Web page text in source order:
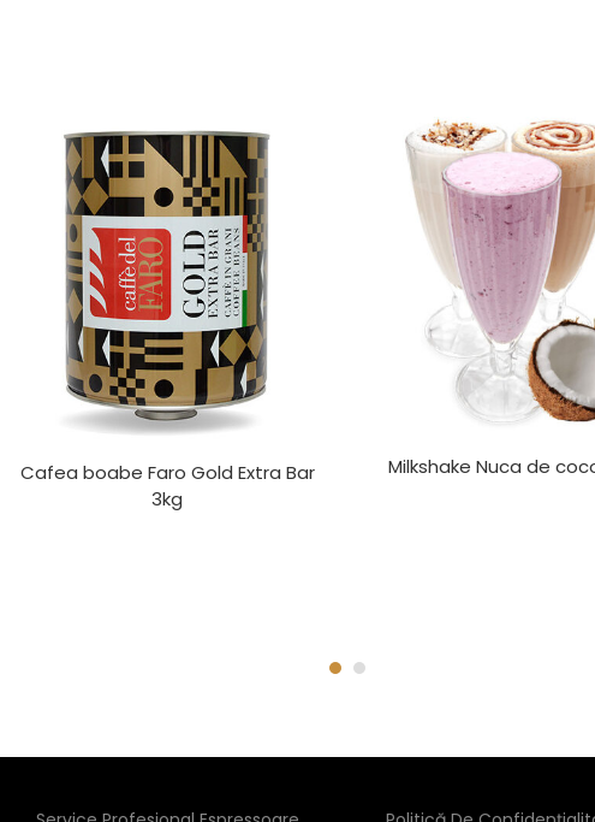
Cafea boabe Faro Gold Extra Bar
3kg
Milkshake Nuca de